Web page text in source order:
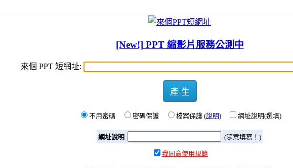
[New!] PPT 縮影片服務公測中
來個 PPT 短網址:
產 生
不用密碼 密碼保護 檔案保護 (說明) 網址說明(選填)
網址說明 (隨意填寫！)
我同意使用規範